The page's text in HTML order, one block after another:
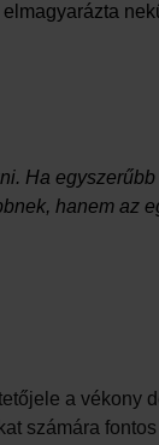
Ha
hanem az
a vékony
számára